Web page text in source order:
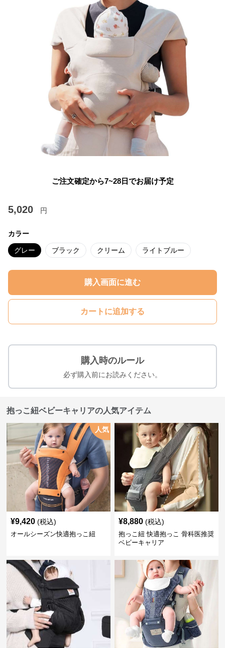
ご注文確定から7~28日でお届け予定
5,020 円
カラー
グレー ブラック クリーム ライトブルー
購入画面に進む
カートに追加する
購入時のルール
必ず購入前にお読みください。
抱っこ紐ベビーキャリアの人気アイテム
人気
¥9,420 (税込)
オールシーズン快適抱っこ紐
¥8,880 (税込)
抱っこ紐 快適抱っこ 骨科医推奨
ベビーキャリア